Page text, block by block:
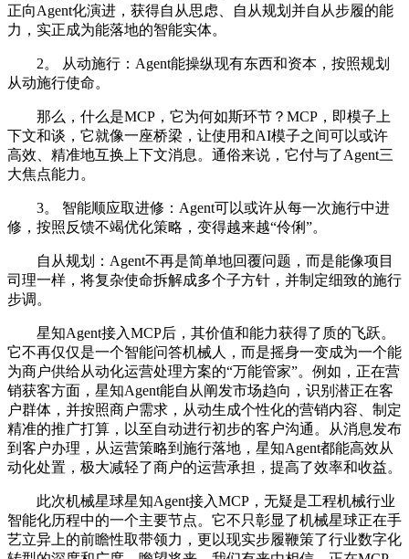
正向Agent化演进，获得自从思虑、自从规划并自从步履的能
力，实正成为能落地的智能实体。
2。 从动施行：Agent能操纵现有东西和资本，按照规划
从动施行使命。
那么，什么是MCP，它为何如斯环节？MCP，即模子上
下文和谈，它就像一座桥梁，让使用和AI模子之间可以或许
高效、精准地互换上下文消息。通俗来说，它付与了Agent三
大焦点能力。
3。 智能顺应取进修：Agent可以或许从每一次施行中进
修，按照反馈不竭优化策略，变得越来越“伶俐”。
自从规划：Agent不再是简单地回覆问题，而是能像项目
司理一样，将复杂使命拆解成多个子方针，并制定细致的施行
步调。
星知Agent接入MCP后，其价值和能力获得了质的飞跃。
它不再仅仅是一个智能问答机械人，而是摇身一变成为一个能
为商户供给从动化运营处理方案的“万能管家”。例如，正在营
销获客方面，星知Agent能自从阐发市场趋向，识别潜正在客
户群体，并按照商户需求，从动生成个性化的营销内容、制定
精准的推广打算，以至自动进行初步的客户沟通。从消息发布
到客户办理，从运营策略到施行落地，星知Agent都能高效从
动化处置，极大减轻了商户的运营承担，提高了效率和收益。
此次机械星球星知Agent接入MCP，无疑是工程机械行业
智能化历程中的一个主要节点。它不只彰显了机械星球正在手
艺立异上的前瞻性取带领力，更以现实步履鞭策了行业数字化